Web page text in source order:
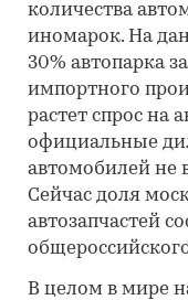
количества
иномарок. На
30% автопарка
импортного
растет спрос на
официальные
автомобилей не
Сейчас доля
автозапчастей
В целом в мире